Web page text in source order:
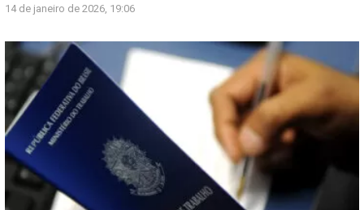
14 de janeiro de 2026, 19:06